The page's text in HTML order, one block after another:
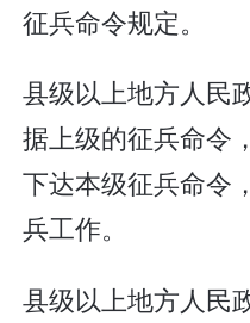
征兵命令规定。
县级以上地方人民
据上级的征兵命令
下达本级征兵命令
兵工作。
县级以上地方人民